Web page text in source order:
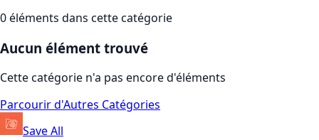
0éléments dans cette catégorie
Aucun élément trouvé
Cette catégorie n'a pas encore d'éléments
Parcourir d'Autres Catégories
Save All